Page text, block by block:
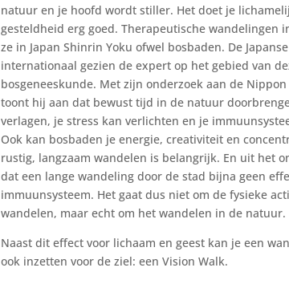
natuur en je hoofd wordt stiller. Het doet je
gesteldheid erg goed. Therapeutische wandelingen
ze in Japan Shinrin Yoku ofwel bosbaden. De
internationaal gezien de expert op het gebied van
bosgeneeskunde. Met zijn onderzoek aan de Nippon
toont hij aan dat bewust tijd in de natuur
verlagen, je stress kan verlichten en je
Ook kan bosbaden je energie, creativiteit en
rustig, langzaam wandelen is belangrijk. En uit het
dat een lange wandeling door de stad bijna geen
immuunsysteem. Het gaat dus niet om de fysieke
wandelen, maar echt om het wandelen in de natuur.
Naast dit effect voor lichaam en geest kan je een
ook inzetten voor de ziel: een Vision Walk.